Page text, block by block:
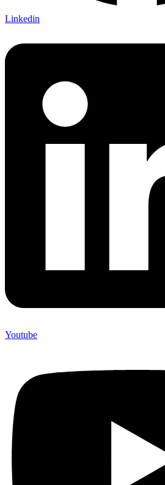
Linkedin
Youtube